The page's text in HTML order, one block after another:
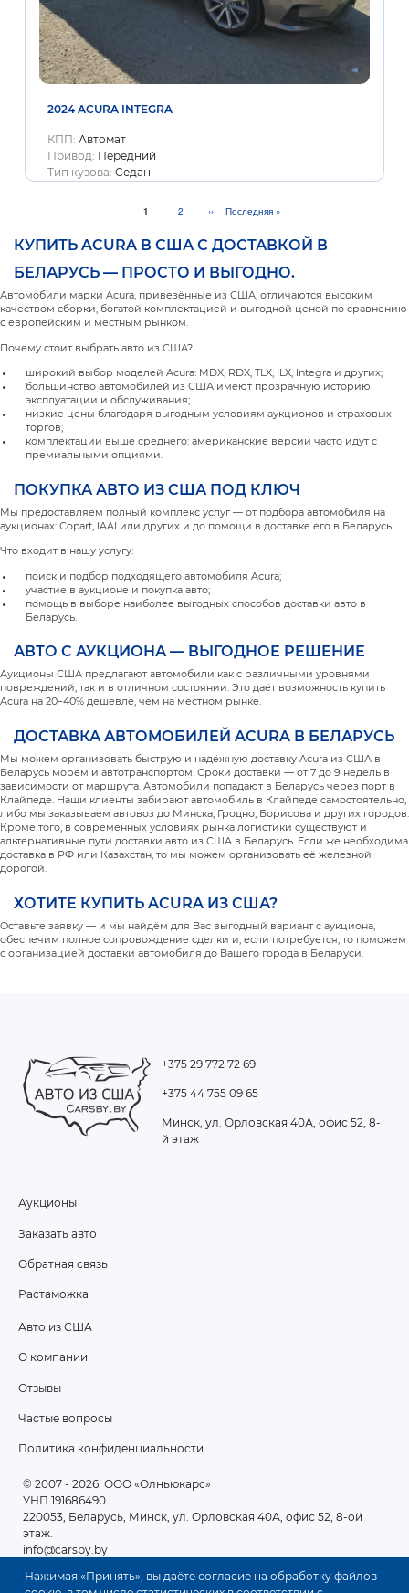
2024 ACURA INTEGRA
КПП: Автомат
Привод: Передний
Тип кузова: Седан
Текущая
1 Page
2
Следующая
››
Последняя
Последняя »
Нажимая «Принять», вы даёте согласие на обработку файлов
КУПИТЬ ACURA В США С ДОСТАВКОЙ В
БЕЛАРУСЬ — ПРОСТО И ВЫГОДНО.
Автомобили марки Acura, привезённые из США, отличаются высоким
качеством сборки, богатой комплектацией и выгодной ценой по сравнению
с европейским и местным рынком.
Почему стоит выбрать авто из США?
широкий выбор моделей Acura: MDX, RDX, TLX, ILX, Integra и других;
большинство автомобилей из США имеют прозрачную историю
эксплуатации и обслуживания;
низкие цены благодаря выгодным условиям аукционов и страховых
торгов;
комплектации выше среднего: американские версии часто идут с
премиальными опциями.
ПОКУПКА АВТО ИЗ США ПОД КЛЮЧ
Мы предоставляем полный комплекс услуг — от подбора автомобиля на
аукционах: Copart, IAAI или других и до помощи в доставке его в Беларусь.
Что входит в нашу услугу:
поиск и подбор подходящего автомобиля Acura;
участие в аукционе и покупка авто;
помощь в выборе наиболее выгодных способов доставки авто в
Беларусь.
АВТО С АУКЦИОНА — ВЫГОДНОЕ РЕШЕНИЕ
Аукционы США предлагают автомобили как с различными уровнями
повреждений, так и в отличном состоянии. Это даёт возможность купить
Acura на 20–40% дешевле, чем на местном рынке.
ДОСТАВКА АВТОМОБИЛЕЙ ACURA В БЕЛАРУСЬ
Мы можем организовать быструю и надёжную доставку Acura из США в
Беларусь морем и автотранспортом. Сроки доставки — от 7 до 9 недель в
зависимости от маршрута. Автомобили попадают в Беларусь через порт в
Клайпеде. Наши клиенты забирают автомобиль в Клайпеде самостоятельно,
либо мы заказываем автовоз до Минска, Гродно, Борисова и других городов.
Кроме того, в современных условиях рынка логистики существуют и
альтернативные пути доставки авто из США в Беларусь. Если же необходима
доставка в РФ или Казахстан, то мы можем организовать её железной
дорогой.
ХОТИТЕ КУПИТЬ ACURA ИЗ США?
Оставьте заявку — и мы найдём для Вас выгодный вариант с аукциона,
обеспечим полное сопровождение сделки и, если потребуется, то поможем
с организацией доставки автомобиля до Вашего города в Беларуси.
+375 29 772 72 69
+375 44 755 09 65
Минск, ул. Орловская 40А, офис 52, 8-
й этаж
MENU
Аукционы
Заказать авто
Обратная связь
Растаможка
Авто из США
О компании
Отзывы
Частые вопросы
Политика конфиденциальности
© 2007 - 2026 . ООО «Олньюкарс»
УНП 191686490.
220053, Беларусь, Минск, ул. Орловская 40А, офис 52, 8-ой
этаж.
info@carsby.by